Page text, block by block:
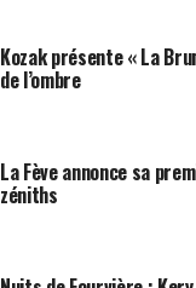
Kozak présente « La
de l’ombre
La Fève annonce sa
zéniths